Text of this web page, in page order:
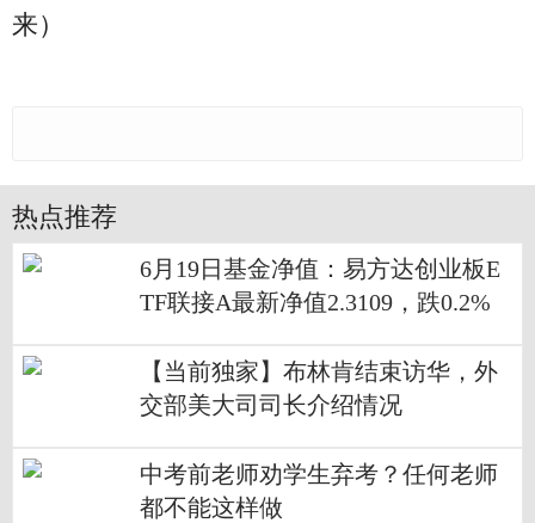
来）
热点推荐
6月19日基金净值：易方达创业板E
TF联接A最新净值2.3109，跌0.2%
【当前独家】布林肯结束访华，外
交部美大司司长介绍情况
中考前老师劝学生弃考？任何老师
都不能这样做